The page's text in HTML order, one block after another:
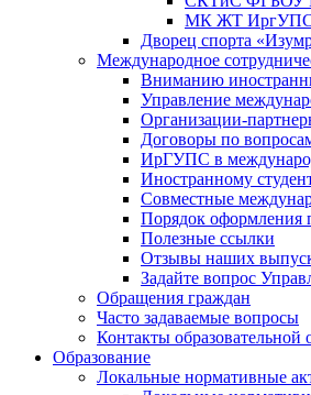
МК ЖТ
Дворец спорта
Международное
Вниманию
Управление
Организации-
Договоры по
ИрГУПС в
Иностранному
Совместные
Порядок
Полезные ссылки
Отзывы наших
Задайте вопрос
Обращения граждан
Часто задаваемые вопросы
Контакты образовательной
Образование
Локальные нормативные